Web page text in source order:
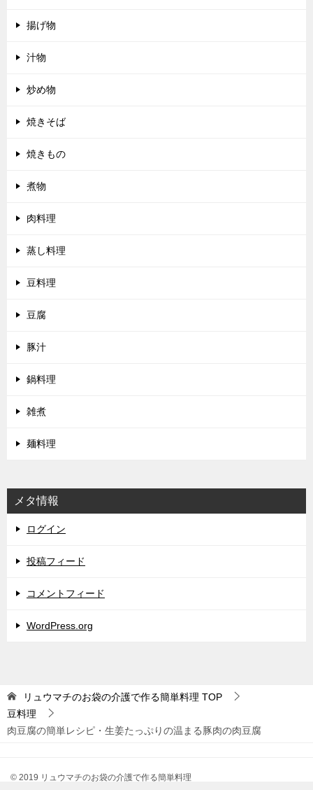
揚げ物
汁物
炒め物
焼きそば
焼きもの
煮物
肉料理
蒸し料理
豆料理
豆腐
豚汁
鍋料理
雑煮
麺料理
メタ情報
ログイン
投稿フィード
コメントフィード
WordPress.org
リュウマチのお袋の介護で作る簡単料理 TOP
豆料理
肉豆腐の簡単レシピ・生姜たっぷりの温まる豚肉の肉豆腐
© 2019 リュウマチのお袋の介護で作る簡単料理